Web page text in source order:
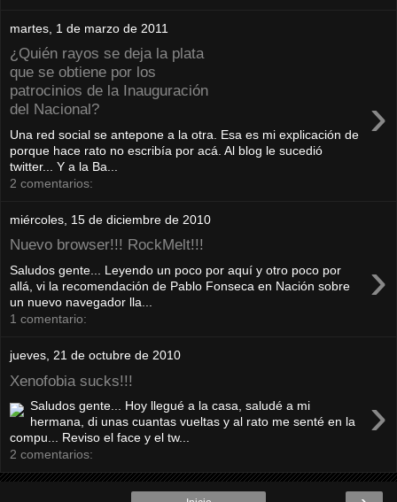
martes, 1 de marzo de 2011
¿Quién rayos se deja la plata
que se obtiene por los
patrocinios de la Inauguración
del Nacional?
›
Una red social se antepone a la otra. Esa es mi explicación de
porque hace rato no escribía por acá. Al blog le sucedió
twitter... Y a la Ba...
2 comentarios:
miércoles, 15 de diciembre de 2010
Nuevo browser!!! RockMelt!!!
›
Saludos gente... Leyendo un poco por aquí y otro poco por
allá, vi la recomendación de Pablo Fonseca en Nación sobre
un nuevo navegador lla...
1 comentario:
jueves, 21 de octubre de 2010
Xenofobia sucks!!!
›
Saludos gente... Hoy llegué a la casa, saludé a mi
hermana, di unas cuantas vueltas y al rato me senté en la
compu... Reviso el face y el tw...
2 comentarios: